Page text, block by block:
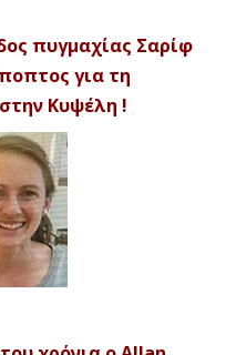
πυγμαχίας Σαρίφ
για τη
Κυψέλη !